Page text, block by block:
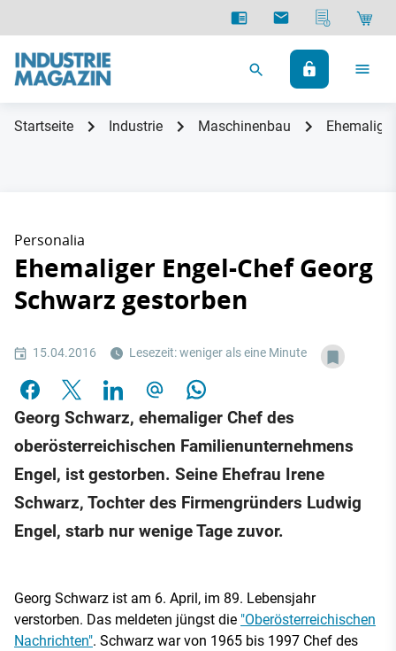
Startseite Industrie Maschinenbau
Personalia
Ehemaliger Engel-Chef Georg
Schwarz gestorben
15.04.2016 Lesezeit: weniger als eine Minute
Georg Schwarz, ehemaliger Chef des
oberösterreichischen Familienunternehmens
Engel, ist gestorben. Seine Ehefrau Irene
Schwarz, Tochter des Firmengründers Ludwig
Engel, starb nur wenige Tage zuvor.
Georg Schwarz ist am 6. April, im 89. Lebensjahr
verstorben. Das meldeten jüngst die "Oberösterreichischen
Nachrichten". Schwarz war von 1965 bis 1997 Chef des